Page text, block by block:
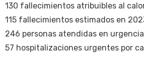
130 fallecimientos atribuibles al
115 fallecimientos estimados en
246 personas atendidas en
57 hospitalizaciones urgentes por